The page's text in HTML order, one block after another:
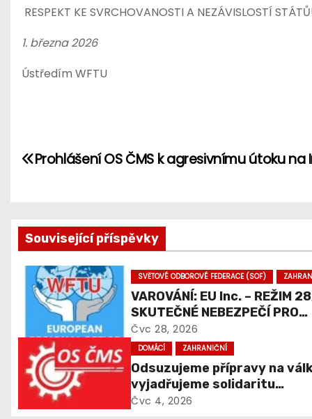
RESPEKT KE SVRCHOVANOSTI A NEZÁVISLOSTÍ
1. března 2026
Ústředím WFTU
a
i
g
a
e
p
r
Prohlášení OS ČMS k agresivnímu útoku na
Související příspěvky
SVĚTOVÉ ODBOROVÉ FEDERACE (SOF)
VAROVÁNÍ: EU Inc. – REŽIM
SKUTEČNÉ NEBEZPEČÍ PRO
PRACOVNÍKY
Čvc 28, 2026
DOMÁCÍ ZAHRANIČNÍ
Odsuzujeme přípravy na
vyjadřujeme solidaritu
tureckým odborářům
Čvc 4, 2026